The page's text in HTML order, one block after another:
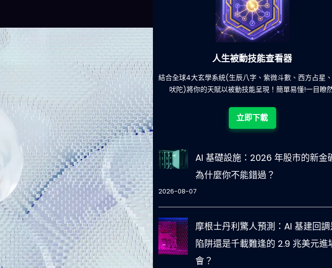
今晚吃什麽
餸一湯的完美晚餐組合,以後免除晚餐吃什麽的煩
立即下載
人生被動技能查看器
結合全球4大玄學系統(生辰八字、紫微斗數、西方占星
吠陀)將你的天賦以被動技能呈現！簡單易懂!一目瞭
立即下載
AI 基礎設施：2026 年股市的新金
為什麼你不能錯過？
2026-08-07
摩根士丹利驚人預測：AI 基建回
陷阱還是千載難逢的 2.9 兆美元進
會？